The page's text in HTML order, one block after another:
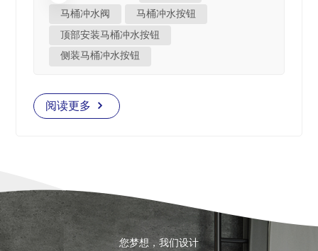
在本文中，我们将探讨双冲水马桶的水管配件，并对其关键部
双冲水马桶的水管配件 双冲水马桶的有效运行取决于几个核
心水配件的协调，每个配件在控制水流、优化冲水性能和节约
其中， 马桶冲水阀和马桶冲水按钮 是双冲水系统的关键，决
水，保持稳定的水位以确保正常运行。 马桶冲水按钮：用户
操作按钮选择半冲水或全冲水。根据安装类型，马桶冲水按钮
可以是顶装式、侧装式或壁装式（用于隐藏式水箱）。 一套
配置良好的水管配件不仅会影响冲水性能，还决定了马桶的使
马桶冲水阀 马桶冲水按钮
顶部安装马桶冲水按钮
侧装马桶冲水按钮
阅读更多
您梦想，我们设计